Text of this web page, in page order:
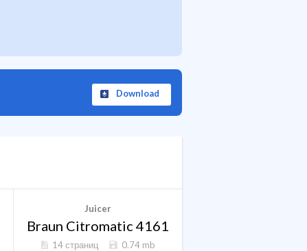
Download
Juicer
Braun Citromatic 4161
14 страниц 0.74 mb